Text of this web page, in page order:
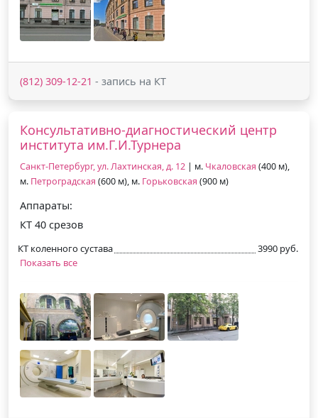
(812) 309-12-21 - запись на КТ
Консультативно-диагностический центр
института им.Г.И.Турнера
Санкт-Петербург, ул. Лахтинская, д. 12 | м. Чкаловская (400 м),
м. Петроградская (600 м), м. Горьковская (900 м)
Аппараты:
КТ 40 срезов
КТ коленного сустава
3990 руб.
Показать все